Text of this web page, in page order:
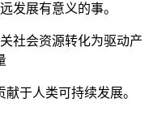
发展有意义的事。
社会资源转化为驱动产
于人类可持续发展。